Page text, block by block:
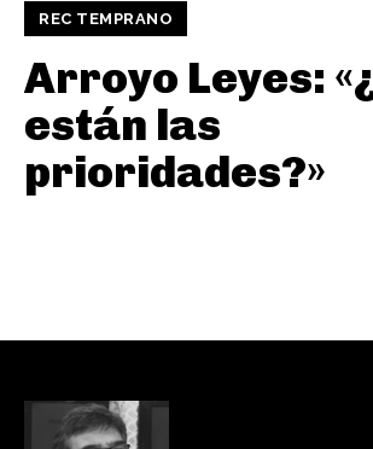
REC TEMPRANO
Arroyo Leyes:
están las
prioridades?»